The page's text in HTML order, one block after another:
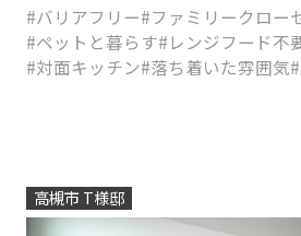
#バリアフリー#ファミリークロー
#ペットと暮らす#レンジフード不
#対面キッチン#落ち着いた雰囲気
高槻市 T様邸